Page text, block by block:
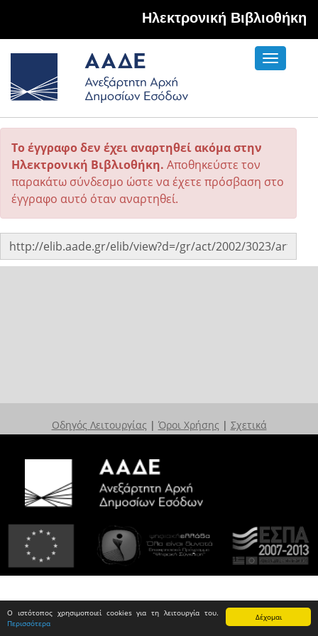
Δέχομαι
Ο ιστότοπος χρησιμοποιεί cookies για τη λειτουργία του.
Περισσότερα
Hλεκτρονική Βιβλιοθήκη
Toggle
Το έγγραφο δεν έχει αναρτηθεί ακόμα στην
Ηλεκτρονική Βιβλιοθήκη. Αποθηκεύστε τον
παρακάτω σύνδεσμο ώστε να έχετε πρόσβαση στο
έγγραφο αυτό όταν αναρτηθεί.
Οδηγός Λειτουργίας | Όροι Χρήσης | Σχετικά